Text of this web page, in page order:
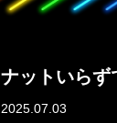
ナットいらず
2025.07.03